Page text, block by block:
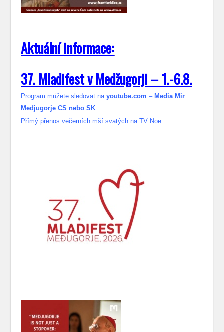
Aktuální informace:
37. Mladifest v Medžugorji – 1.-6.8.
Program můžete sledovat nayoutube.com – Media Mir
Medjugorje CS nebo SK.
Přímý přenos večerních mší svatých na TV Noe.